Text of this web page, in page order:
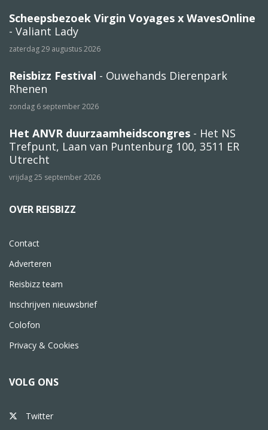
Scheepsbezoek Virgin Voyages x WavesOnline
- Valiant Lady
zaterdag 29 augustus 2026
Reisbizz Festival - Ouwehands Dierenpark
Rhenen
zondag 6 september 2026
Het ANVR duurzaamheidscongres - Het NS
Trefpunt, Laan van Puntenburg 100, 3511 ER
Utrecht
vrijdag 25 september 2026
OVER REISBIZZ
Contact
Adverteren
Reisbizz team
Inschrijven nieuwsbrief
Colofon
Privacy & Cookies
VOLG ONS
Twitter